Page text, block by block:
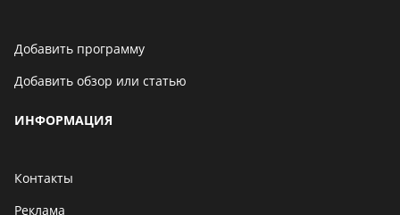
Добавить программу
Добавить обзор или статью
ИНФОРМАЦИЯ
Контакты
Реклама